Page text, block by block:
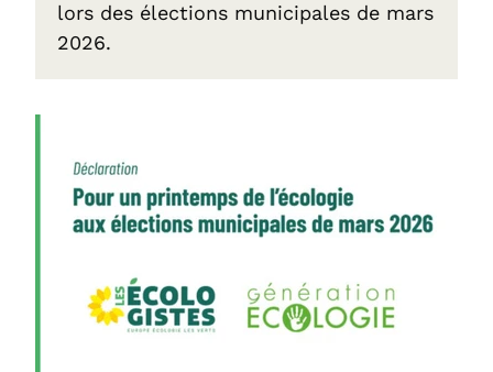
lors des élections municipales de mars
2026.